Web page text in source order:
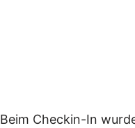
Beim Checkin-In